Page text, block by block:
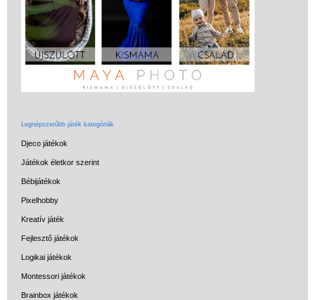
Legnépszerűbb játék kategóriák
Djeco játékok
Játékok életkor szerint
Bébijátékok
Pixelhobby
Kreatív játék
Fejlesztő játékok
Logikai játékok
Montessori játékok
Brainbox játékok